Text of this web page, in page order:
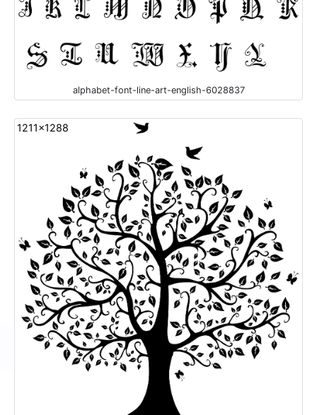
alphabet-font-line-art-english-6028837
1211x1288